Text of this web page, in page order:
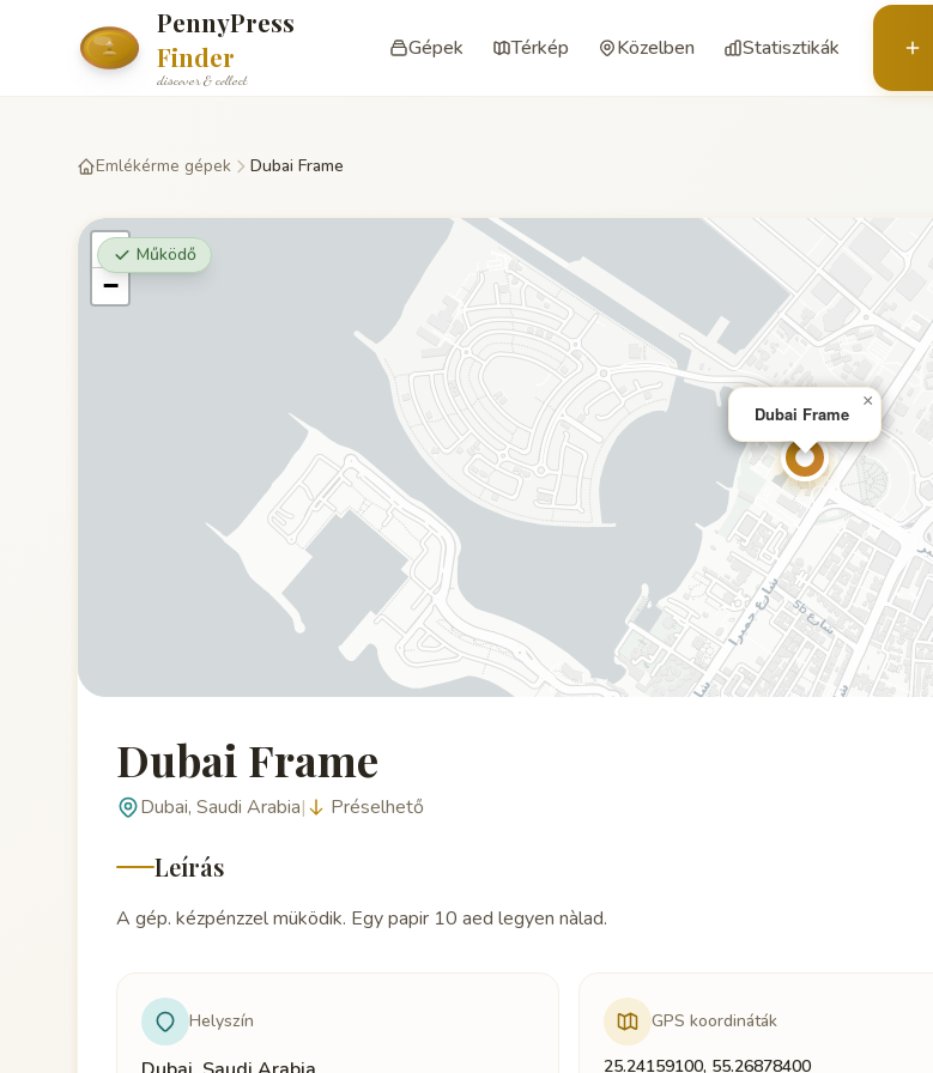
PennyPress
Finder
discover & collect
Gépek Térkép Közelben Statisztikák
Emlékérme gépek Dubai Frame
Dubai Frame
×
+
−
Működő
Dubai Frame
Dubai, Saudi Arabia| Préselhető
Leírás
A gép. kézpénzzel müködik. Egy papir 10 aed legyen nàlad.
Helyszín
GPS koordináták
25.24159100, 55.26878400